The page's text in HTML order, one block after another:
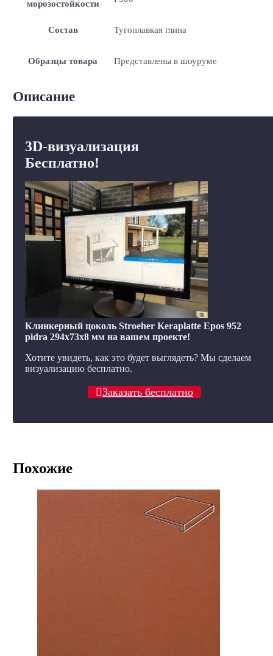
морозостойкости
Состав Тугоплавкая глина
Образцы товара Представлены в шоуруме
Описание
3D-визуализация
Бесплатно!
Клинкерный цоколь Stroeher Keraplatte Epos 952
pidra 294х73х8 мм на вашем проекте!
Хотите увидеть, как это будет выглядеть? Мы сделаем
визуализацию бесплатно.
Заказать бесплатно
Похожие